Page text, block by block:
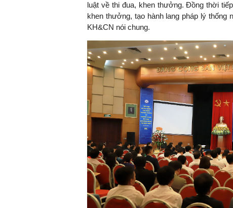
luật về thi đua, khen thưởng. Đồng thời
khen thưởng, tạo hành lang pháp lý thống
KH&CN nói chung.